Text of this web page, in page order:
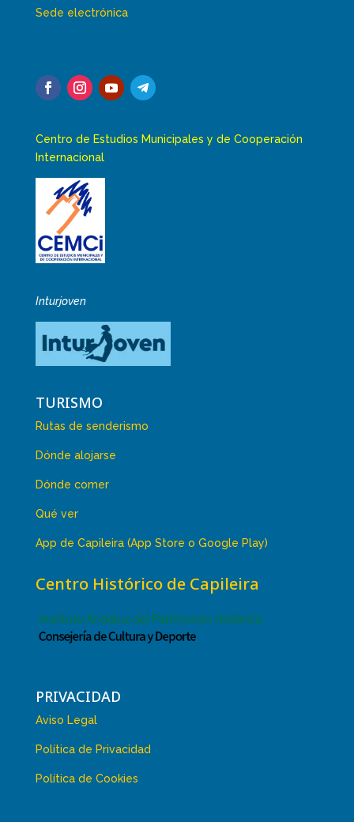
Sede electrónica
Centro de Estudios Municipales y de Cooperación
Internacional
Inturjoven
TURISMO
Rutas de senderismo
Dónde alojarse
Dónde comer
Qué ver
App de Capileira (App Store o Google Play)
Centro Histórico de Capileira
PRIVACIDAD
Aviso Legal
Política de Privacidad
Política de Cookies